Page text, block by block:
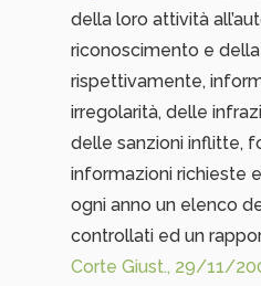
della loro attività
riconoscimento e
rispettivamente,
irregolarità, delle
delle sanzioni inflitte,
informazioni richieste
ogni anno un elenco
controllati ed un
Corte Giust., 29/11/